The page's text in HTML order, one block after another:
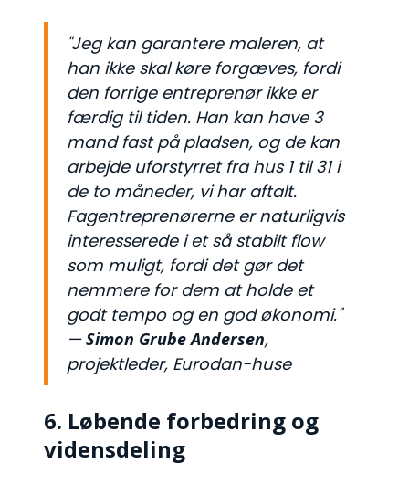
"Jeg kan garantere maleren, at
han ikke skal køre forgæves, fordi
den forrige entreprenør ikke er
færdig til tiden. Han kan have 3
mand fast på pladsen, og de kan
arbejde uforstyrret fra hus 1 til 31 i
de to måneder, vi har aftalt.
Fagentreprenørerne er naturligvis
interesserede i et så stabilt flow
som muligt, fordi det gør det
nemmere for dem at holde et
godt tempo og en god økonomi."
—Simon Grube Andersen,
projektleder, Eurodan-huse
6. Løbende forbedring og
vidensdeling